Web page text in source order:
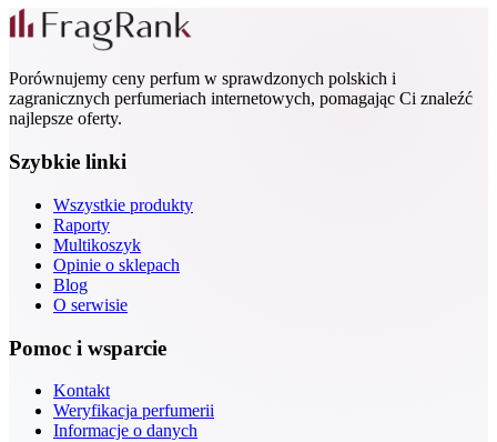
Porównujemy ceny perfum w sprawdzonych polskich i
zagranicznych perfumeriach internetowych, pomagając Ci znaleźć
najlepsze oferty.
Szybkie linki
Wszystkie produkty
Raporty
Multikoszyk
Opinie o sklepach
Blog
O serwisie
Pomoc i wsparcie
Kontakt
Weryfikacja perfumerii
Informacje o danych